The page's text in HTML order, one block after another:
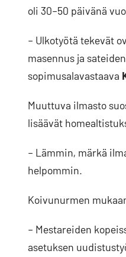
oli 30–50 päivänä
– Ulkotyötä tekevät
masennus ja
sopimusalavastaava
Muuttuva ilmasto
lisäävät
– Lämmin, märkä
helpommin.
Koivunurmen
– Mestareiden
asetuksen